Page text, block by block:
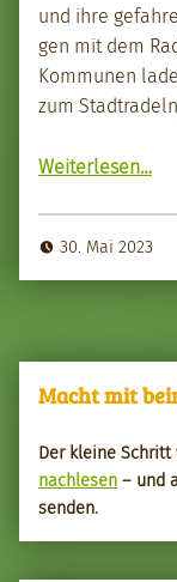
und ihre
gen mit dem
Kom­munen
zum
Weit­er­lesen“Stad­tradeln – Kli­maschutz mit jedem
…
30. Mai 2023
Macht mit
Der kleine
nach­le­sen – und
senden.